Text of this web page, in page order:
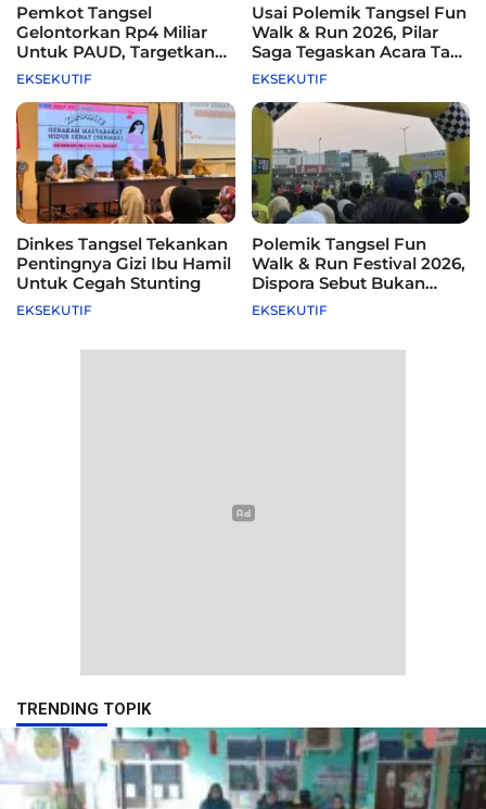
Pemkot Tangsel
Gelontorkan Rp4 Miliar
Untuk PAUD, Targetkan
115 Sekolah
EKSEKUTIF
Usai Polemik Tangsel Fun
Walk & Run 2026, Pilar
Saga Tegaskan Acara Tak
Difasilitasi Pemkot
EKSEKUTIF
Dinkes Tangsel Tekankan
Pentingnya Gizi Ibu Hamil
Untuk Cegah Stunting
EKSEKUTIF
Polemik Tangsel Fun
Walk & Run Festival 2026,
Dispora Sebut Bukan
Agenda Pemkot
EKSEKUTIF
TRENDING TOPIK